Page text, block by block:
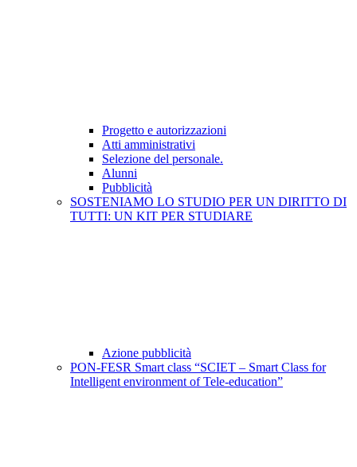
Progetto e autorizzazioni
Atti amministrativi
Selezione del personale.
Alunni
Pubblicità
SOSTENIAMO LO STUDIO PER UN DIRITTO DI
TUTTI: UN KIT PER STUDIARE
Azione pubblicità
PON-FESR Smart class “SCIET – Smart Class for
Intelligent environment of Tele-education”